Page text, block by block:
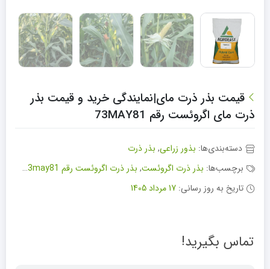
قیمت بذر ذرت مای|نمایندگی خرید و قیمت بذر
ذرت مای اگروئست رقم 73MAY81
دسته‌بندی‌ها: بذور زراعی, بذر ذرت
برچسب‌ها: بذر ذرت اگروئست, بذر ذرت اگروئست رقم 73may81
تاریخ به روز رسانی: 17 مرداد 1405
تماس بگیرید!